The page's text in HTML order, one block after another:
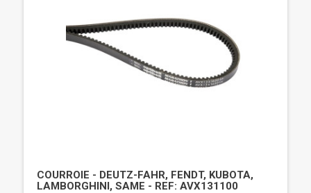
COURROIE - DEUTZ-FAHR, FENDT, KUBOTA,
LAMBORGHINI, SAME - REF: AVX131100